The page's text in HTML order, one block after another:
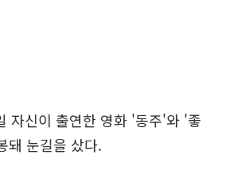
자신이 출연한 영화 '동주'와 '좋
돼 눈길을 샀다.